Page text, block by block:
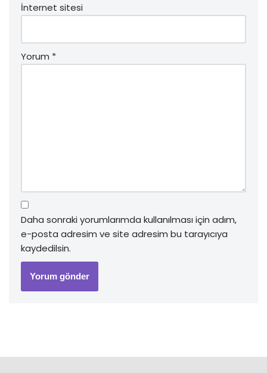
İnternet sitesi
Yorum *
Daha sonraki yorumlarımda kullanılması için adım,
e-posta adresim ve site adresim bu tarayıcıya
kaydedilsin.